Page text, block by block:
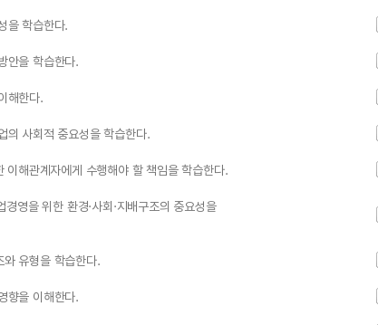
을 학습한다.
안을 학습한다.
해한다.
의 사회적 중요성을 학습한다.
해관계자에게 수행해야 할 책임을 학습한다.
영을 위한 환경·사회·지배구조의 중요성을
와 유형을 학습한다.
향을 이해한다.